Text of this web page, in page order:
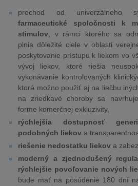
prechod od univerzálneho
farmaceutické spoločnosti k
stimulov , v rámci ktorého sa
plnia dôležité ciele v oblasti
poskytovanie prístupu k liekom vo
vývoj liekov, ktoré riešia
vykonávanie kontrolovaných
ktoré možno použiť aj na liečbu
na zriedkavé choroby sa
forme komerčnej exkluzivity,
rýchlejšia dostupnosť
podobných liekov a
riešenie nedostatku liekov a
moderný a zjednodušený
rýchlejšie povoľovanie nových
bude mať na posúdenie 180 dní